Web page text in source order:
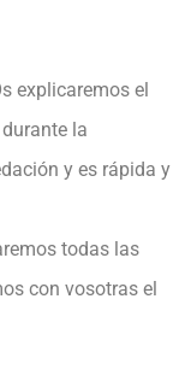
explicaremos el
la
y es rápida y
todas las
con vosotras el